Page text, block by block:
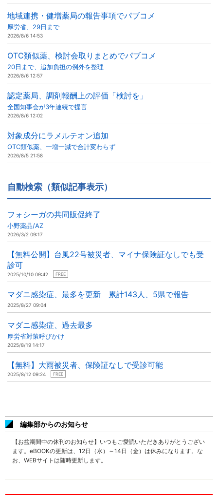
地域連携・健増薬局の報告事項でパブコメ
厚労省、29日まで
2026/8/6 14:53
OTC類似薬、検討会取りまとめでパブコメ
20日まで、追加負担の例外を整理
2026/8/6 12:57
認定薬局、調剤報酬上の評価「検討を」
全国知事会が3年連続で提言
2026/8/6 12:02
対象成分にラメルテオン追加
OTC類似薬、一増一減で合計変わらず
2026/8/5 21:58
自動検索（類似記事表示）
フォシーガの共同販促終了
小野薬品/AZ
2026/3/2 09:17
【無料公開】台風22号被災者、マイナ保険証なしでも受
診可
2025/10/10 09:42 FREE
マダニ感染症、最多を更新 累計143人、5県で報告
2025/8/27 09:04
マダニ感染症、過去最多
厚労省対策呼びかけ
2025/8/19 14:17
【無料】大雨被災者、保険証なしで受診可能
2025/8/12 09:24 FREE
編集部からのお知らせ
【お盆期間中の休刊のお知らせ】いつもご愛読いただきありがとうござい
ます。eBOOKの更新は、12日（水）～14日（金）は休みになります。な
お、WEBサイトは随時更新します。